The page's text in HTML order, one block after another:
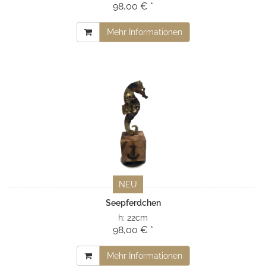
98,00 € *
Mehr Informationen
NEU
Seepferdchen
h: 22cm
98,00 € *
Mehr Informationen